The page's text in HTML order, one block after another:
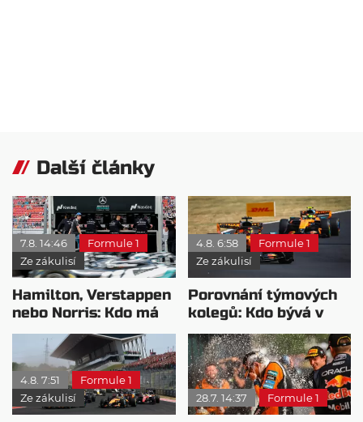
Další články
7.8. 14:46
Formule 1
Ze zákulisí
Hamilton, Verstappen
nebo Norris: Kdo má
nejvyšší plat?
4.8. 6:58
Formule 1
Ze zákulisí
Porovnání týmových
kolegů: Kdo bývá v
sobotu nejrychlejší?
4.8. 7:51
Formule 1
Ze zákulisí
28.7. 14:37 Formule 1